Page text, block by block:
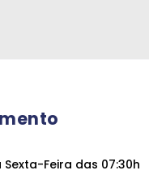
Sexta-Feira das 07:30h